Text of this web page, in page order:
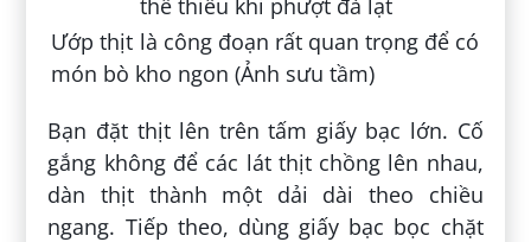
Ướp thịt là công đoạn rất quan trọng để có
món bò kho ngon (Ảnh sưu tầm)
Bạn đặt thịt lên trên tấm giấy bạc lớn. Cố
gắng không để các lát thịt chồng lên nhau,
dàn thịt thành một dải dài theo chiều
ngang. Tiếp theo, dùng giấy bạc bọc chặt